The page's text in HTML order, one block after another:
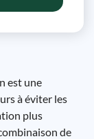
est une
à éviter les
plus
de